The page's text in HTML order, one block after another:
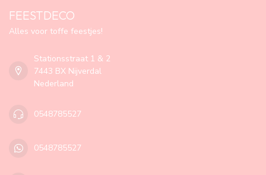
FEESTDECO
Alles voor toffe feestjes!
Stationsstraat 1 & 2
7443 BX Nijverdal
Nederland
0548785527
0548785527